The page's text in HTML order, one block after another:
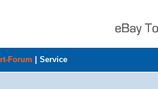
Forum Service